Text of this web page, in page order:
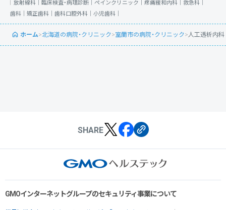
放射線科｜ 臨床検査・病理診断｜ ペインクリニック｜ 疼痛緩和内科｜ 救急科｜
歯科｜ 矯正歯科｜ 歯科口腔外科｜ 小児歯科｜
ホーム>北海道の病院・クリニック>室蘭市の病院・クリニック>人工透析内科
SHARE
GMOインターネットグループのセキュリティ事業について